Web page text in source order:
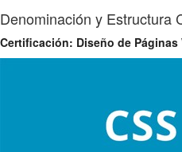
Denominación y Estructura
Certificación: Diseño de Páginas